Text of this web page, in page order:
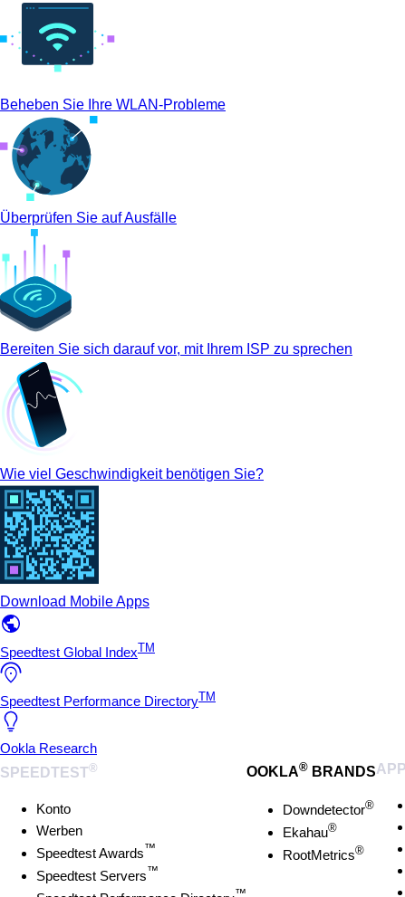
Beheben Sie Ihre WLAN-Probleme
Überprüfen Sie auf Ausfälle
Bereiten Sie sich darauf vor, mit Ihrem ISP zu sprechen
Wie viel Geschwindigkeit benötigen Sie?
Download Mobile Apps
Speedtest Global Index TM
Speedtest Performance Directory TM
Ookla Research
SPEEDTEST®
Konto
Werben
Speedtest Awards™
Speedtest Servers™
™
OOKLA® BRANDS
Downdetector®
Ekahau®
RootMetrics®